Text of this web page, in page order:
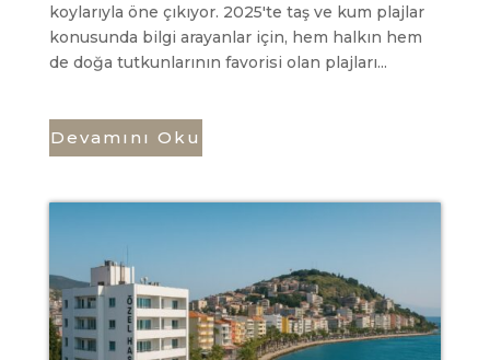
koylarıyla öne çıkıyor. 2025'te taş ve kum plajlar
konusunda bilgi arayanlar için, hem halkın hem
de doğa tutkunlarının favorisi olan plajları...
Devamını Oku